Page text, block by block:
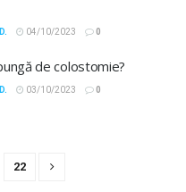
04/10/2023 0
de colostomie?
03/10/2023 0
22